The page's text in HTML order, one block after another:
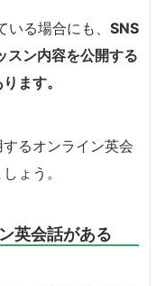
る場合にも、 SNS
スン内容を公開する
ます。
るオンライン英会
ょう。
英会話がある